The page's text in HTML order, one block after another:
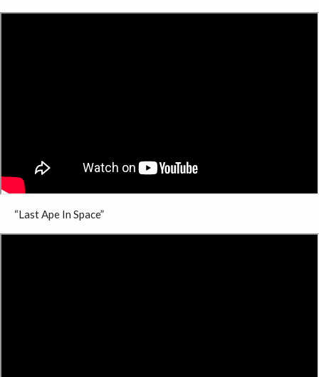
“Last Ape In Space”